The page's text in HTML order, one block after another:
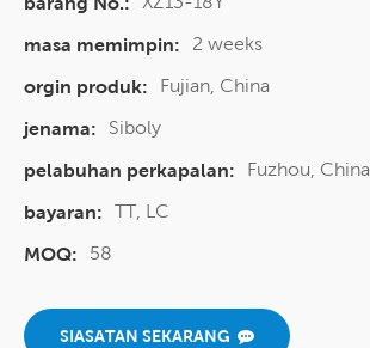
masa memimpin:
2 weeks
orgin produk:
Fujian, China
jenama:
Siboly
pelabuhan perkapalan:
Fuzhou, China
bayaran: TT, LC
MOQ:
58
SIASATAN SEKARANG